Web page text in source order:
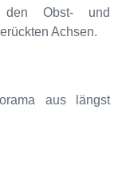
den Obst- und
Achsen.
aus längst